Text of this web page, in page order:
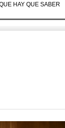
HAY QUE SABER